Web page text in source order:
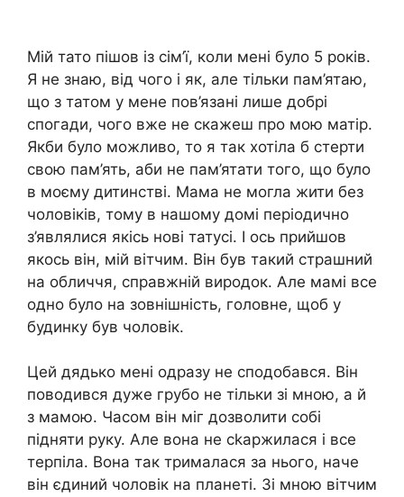
Мій тато пішов із сім’ї, коли мені було 5 років.
Я не знаю, від чого і як, але тільки пам’ятаю,
що з татом у мене пов’язані лише добрі
спогади, чого вже не скажеш про мою матір.
Якби було можливо, то я так хотіла б стерти
свою пам’ять, аби не пам’ятати того, що було
в моєму дитинстві. Мама не могла жити без
чоловіків, тому в нашому домі періодично
з’являлися якісь нові татусі. І ось прийшов
якось він, мій вітчим. Він був такий страшний
на обличчя, справжній виродок. Але мамі все
одно було на зовнішність, головне, щоб у
будинку був чоловік.
Цей дядько мені одразу не сподобався. Він
поводився дуже грубо не тільки зі мною, а й
з мамою. Часом він міг дозволити собі
підняти руку. Але вона не сkаржилася і все
терпіла. Вона так трималася за нього, наче
він єдиний чоловік на планеті. Зі мною вітчим